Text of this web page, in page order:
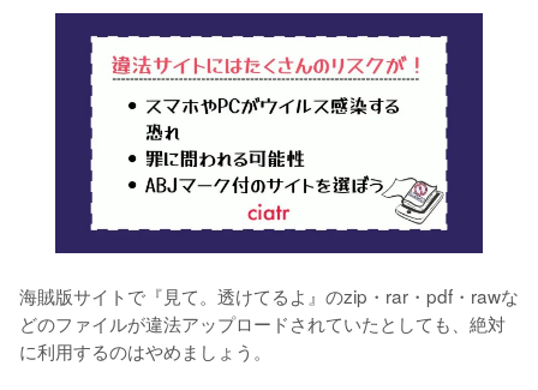
海賊版サイトで『見て。透けてるよ』のzip・rar・pdf・rawな
どのファイルが違法アップロードされていたとしても、絶対
に利用するのはやめましょう。